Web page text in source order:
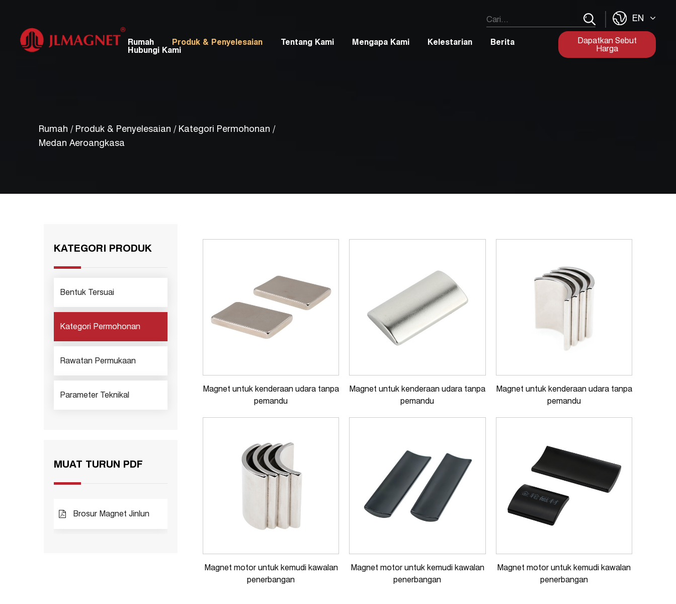
EN
Rumah Produk & Penyelesaian Tentang Kami Mengapa Kami Kelestarian
Berita
Hubungi Kami
Dapatkan Sebut
Harga
Rumah / Produk & Penyelesaian / Kategori Permohonan /
Medan Aeroangkasa
KATEGORI PRODUK
Bentuk Tersuai
Kategori Permohonan
Rawatan Permukaan
Parameter Teknikal
MUAT TURUN PDF
Brosur Magnet Jinlun
Magnet untuk kenderaan udara tanpa
pemandu
Magnet untuk kenderaan udara tanpa
pemandu
Magnet untuk kenderaan udara tanpa
pemandu
Magnet motor untuk kemudi kawalan
penerbangan
Magnet motor untuk kemudi kawalan
penerbangan
Magnet motor untuk kemudi kawalan
penerbangan